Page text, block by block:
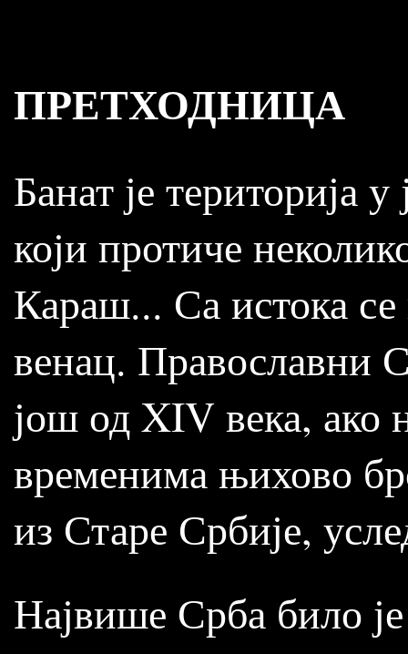
ПРЕТХОДНИЦА
Банат је територија
који протиче
Караш... Са истока
венац. Православни
још од XIV века, ако
временима њихово
из Старе Србије,
Највише Срба било